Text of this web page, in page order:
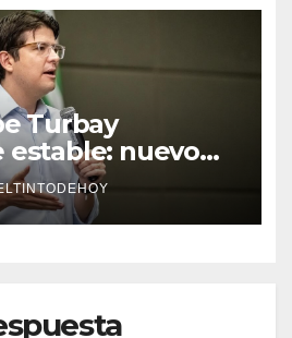
Turbay
estable: nuevo
de la clínica